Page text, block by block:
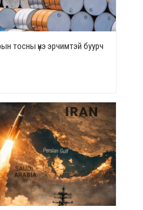
тосны үнэ эрчимтэй буурч